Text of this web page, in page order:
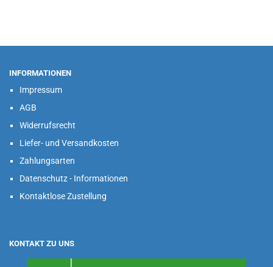
INFORMATIONEN
Impressum
AGB
Widerrufsrecht
Liefer- und Versandkosten
Zahlungsarten
Datenschutz - Informationen
Kontaktlose Zustellung
KONTAKT ZU UNS